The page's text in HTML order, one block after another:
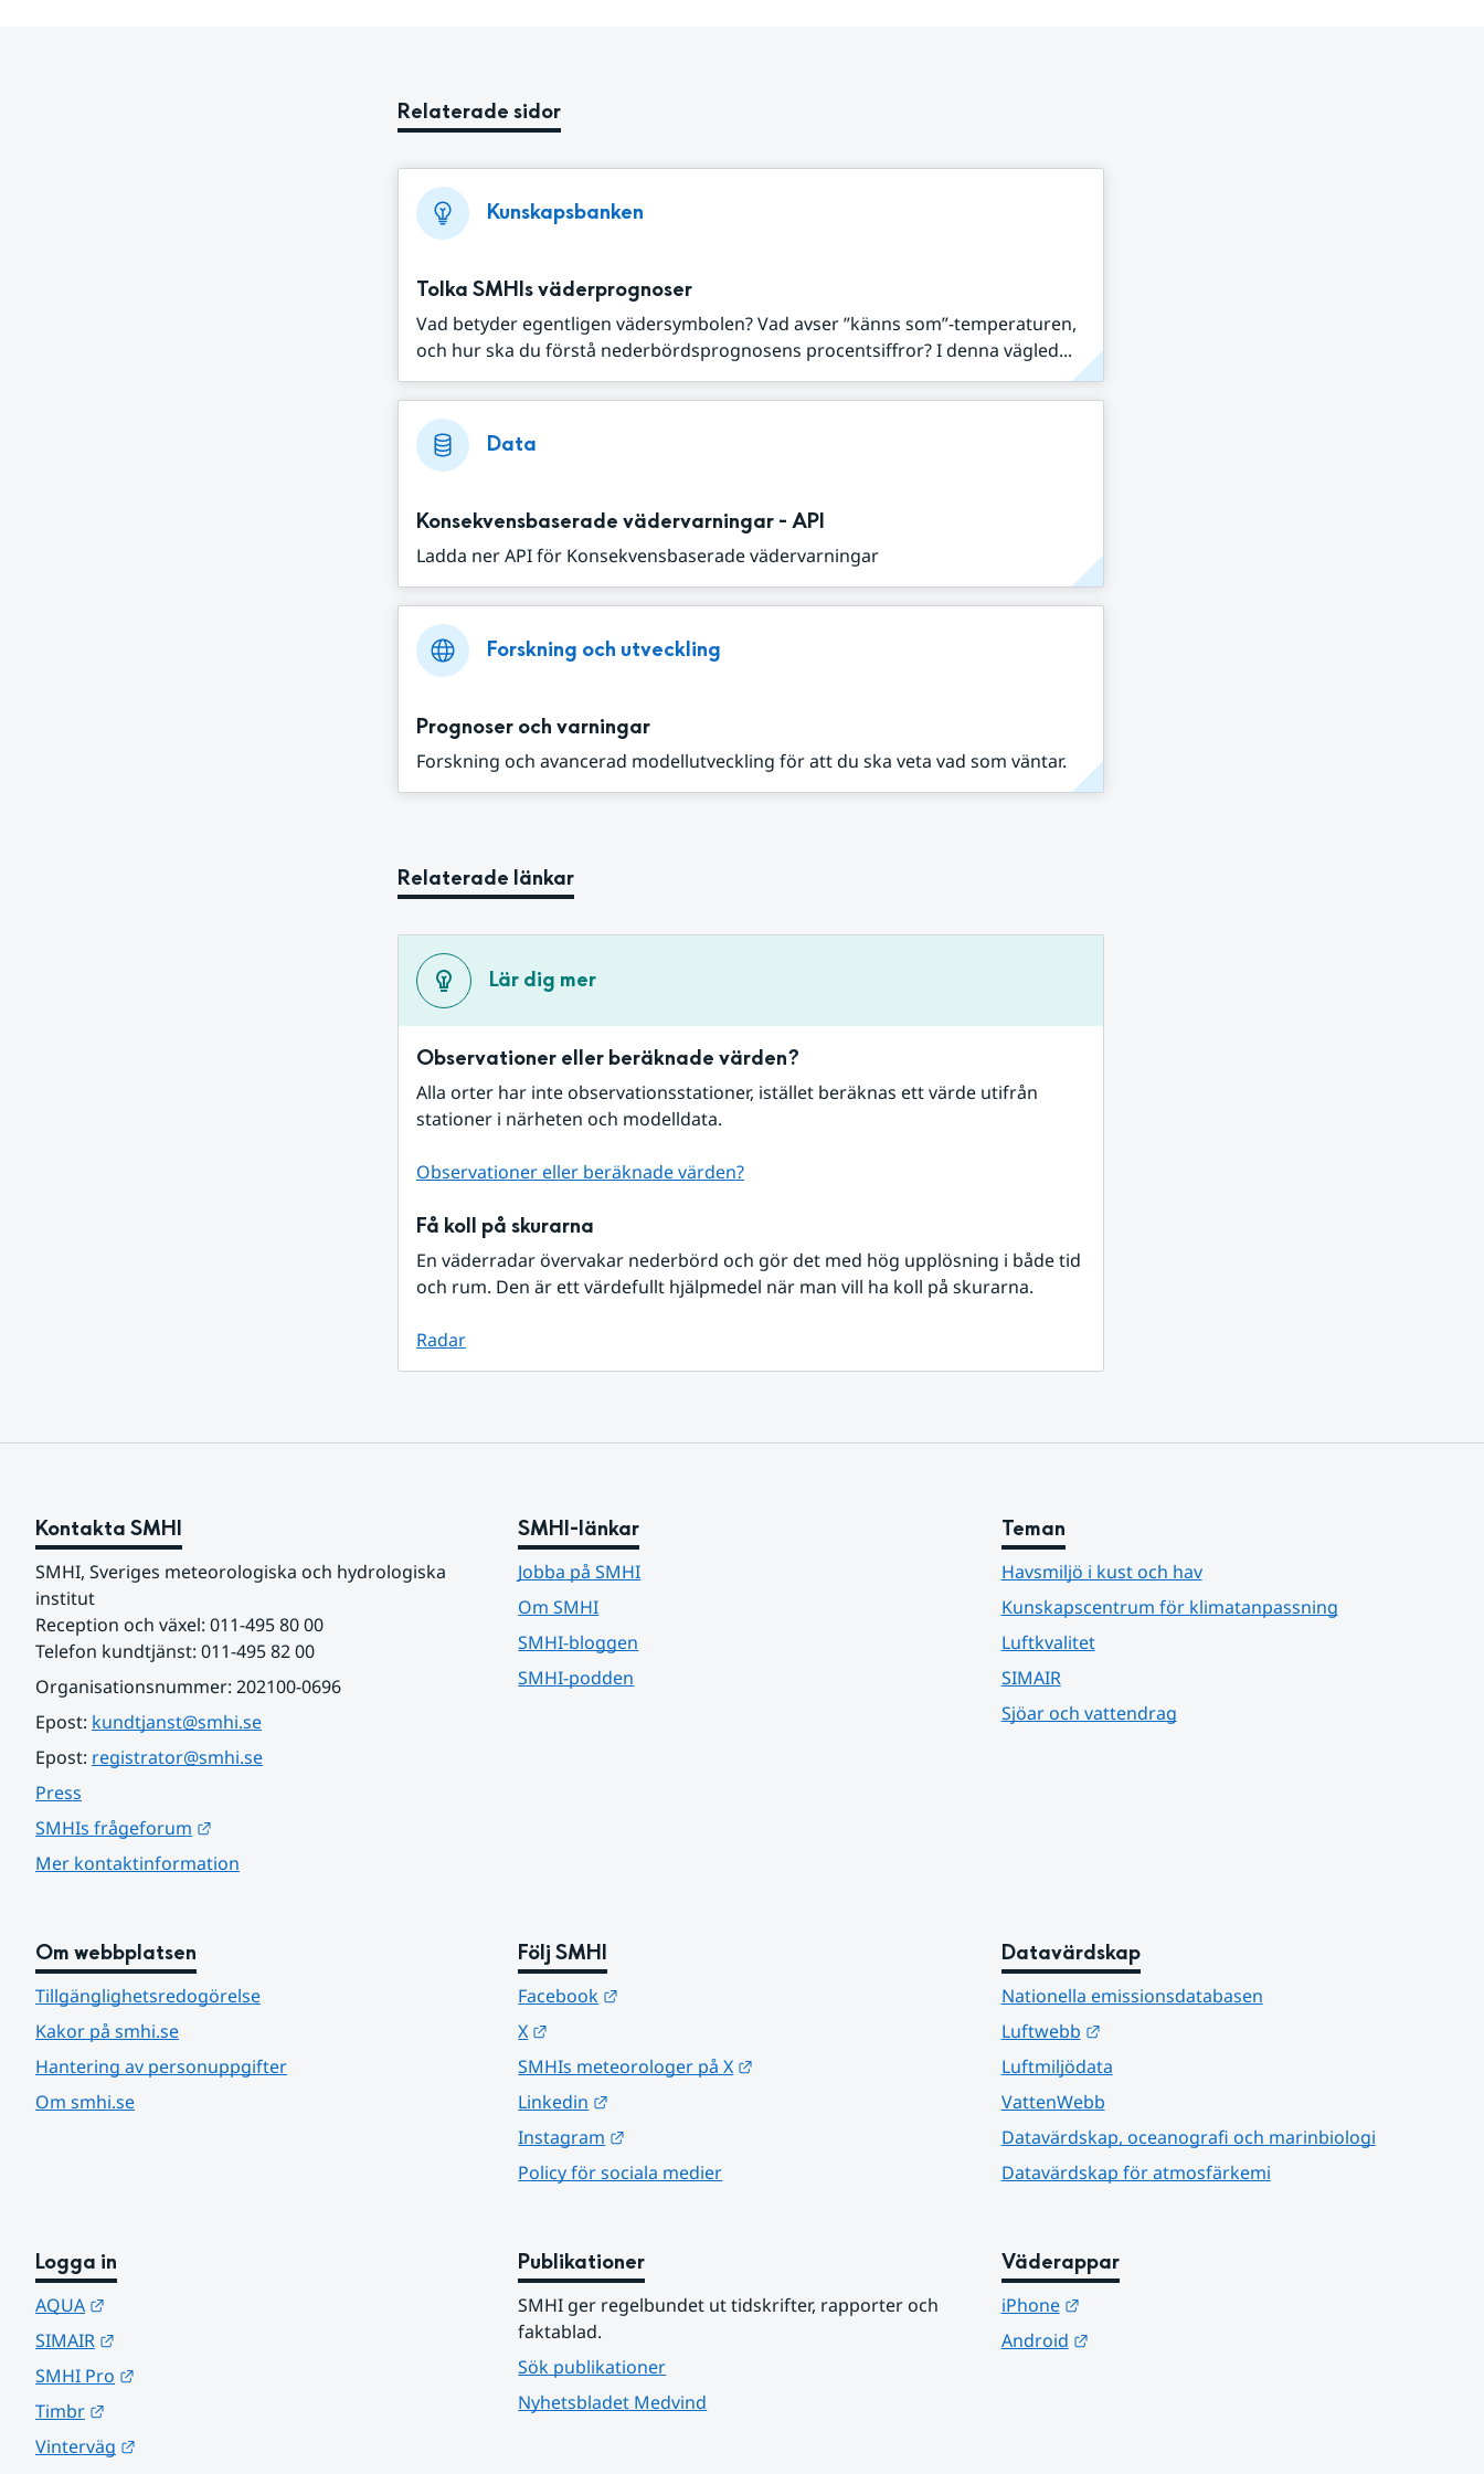
Relaterade sidor
Kunskapsbanken
Tolka SMHIs väderprognoser
Vad betyder egentligen vädersymbolen? Vad avser ”känns som”-temperaturen,
och hur ska du förstå nederbördsprognosens procentsiffror? I denna vägled...
Data
Konsekvensbaserade vädervarningar - API
Ladda ner API för Konsekvensbaserade vädervarningar
Forskning och utveckling
Prognoser och varningar
Forskning och avancerad modellutveckling för att du ska veta vad som väntar.
Relaterade länkar
Lär dig mer
Observationer eller beräknade värden?
Alla orter har inte observationsstationer, istället beräknas ett värde utifrån
stationer i närheten och modelldata.
Observationer eller beräknade värden?
Få koll på skurarna
En väderradar övervakar nederbörd och gör det med hög upplösning i både tid
och rum. Den är ett värdefullt hjälpmedel när man vill ha koll på skurarna.
Radar
Kontakta SMHI
SMHI, Sveriges meteorologiska och hydrologiska
institut
Reception och växel: 011-495 80 00
Telefon kundtjänst: 011-495 82 00
Organisationsnummer: 202100-0696
Epost: kundtjanst@smhi.se
Epost: registrator@smhi.se
Press
SMHIs frågeforum
Mer kontaktinformation
SMHI-länkar
Jobba på SMHI
Om SMHI
SMHI-bloggen
SMHI-podden
Teman
Havsmiljö i kust och hav
Kunskapscentrum för klimatanpassning
Luftkvalitet
SIMAIR
Sjöar och vattendrag
Om webbplatsen
Tillgänglighetsredogörelse
Kakor på smhi.se
Hantering av personuppgifter
Om smhi.se
Följ SMHI
Facebook
X
SMHIs meteorologer på X
Linkedin
Instagram
Policy för sociala medier
Datavärdskap
Nationella emissionsdatabasen
Luftwebb
Länk till annan webbplats.
Luftmiljödata
VattenWebb
Datavärdskap, oceanografi och marinbiologi
Datavärdskap för atmosfärkemi
Logga in
AQUA
SIMAIR
SMHI Pro
Timbr
Vinterväg
Publikationer
SMHI ger regelbundet ut tidskrifter, rapporter och
faktablad.
Sök publikationer
Nyhetsbladet Medvind
Väderappar
iPhone
Länk till annan webbplats.
Android
Länk till annan webbplats.